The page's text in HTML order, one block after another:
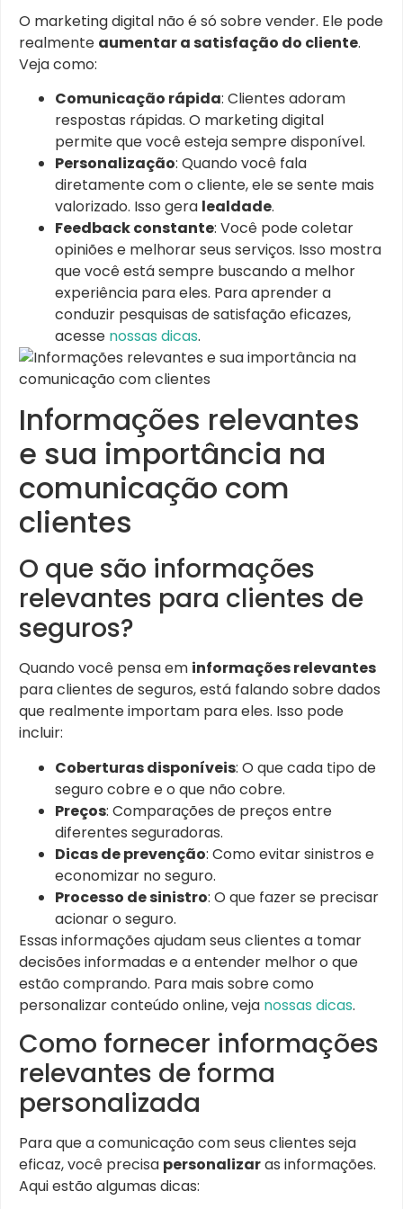
O marketing digital não é só sobre vender. Ele pode
realmente aumentar a satisfação do cliente.
Veja como:
Comunicação rápida: Clientes adoram
respostas rápidas. O marketing digital
permite que você esteja sempre disponível.
Personalização: Quando você fala
diretamente com o cliente, ele se sente mais
valorizado. Isso gera lealdade.
Feedback constante: Você pode coletar
opiniões e melhorar seus serviços. Isso mostra
que você está sempre buscando a melhor
experiência para eles. Para aprender a
conduzir pesquisas de satisfação eficazes,
acesse nossas dicas.
Informações relevantes
e sua importância na
comunicação com
clientes
O que são informações
relevantes para clientes de
seguros?
Quando você pensa em informações relevantes
para clientes de seguros, está falando sobre dados
que realmente importam para eles. Isso pode
incluir:
Coberturas disponíveis: O que cada tipo de
seguro cobre e o que não cobre.
Preços: Comparações de preços entre
diferentes seguradoras.
Dicas de prevenção: Como evitar sinistros e
economizar no seguro.
Processo de sinistro: O que fazer se precisar
acionar o seguro.
Essas informações ajudam seus clientes a tomar
decisões informadas e a entender melhor o que
estão comprando. Para mais sobre como
personalizar conteúdo online, veja nossas dicas.
Como fornecer informações
relevantes de forma
personalizada
Para que a comunicação com seus clientes seja
eficaz, você precisa personalizaras informações.
Aqui estão algumas dicas: